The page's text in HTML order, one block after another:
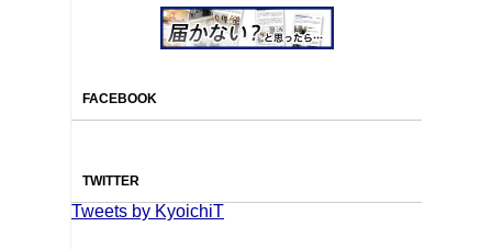
FACEBOOK
TWITTER
Tweets by KyoichiT